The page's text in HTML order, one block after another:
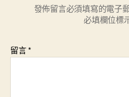
發佈留言必須填寫的電子
必填欄位標
留言*